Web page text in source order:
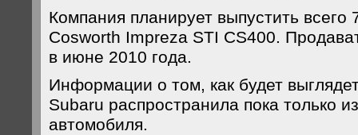
Компания планирует выпустить всего
Cosworth Impreza STI CS400.
в июне 2010 года.
Информации о том, как будет
Subaru распространила пока только
автомобиля.